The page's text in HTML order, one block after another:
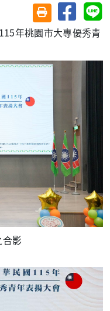
友善列印(另開視
分享至
年桃園市大專優秀青
影